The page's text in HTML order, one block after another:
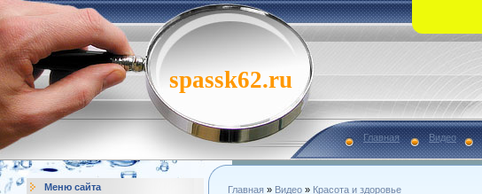
spassk62.ru
Главная Видео
Меню сайта Главная » Видео » Красота и здоровье